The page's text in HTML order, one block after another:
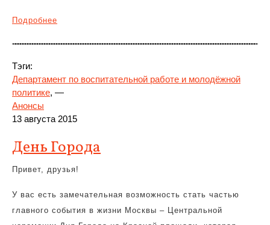
Подробнее
Тэги:
Департамент по воспитательной работе и молодёжной
политике, —
Анонсы
13 августа 2015
День Города
Привет, друзья!
У вас есть замечательная возможность стать частью
главного события в жизни Москвы – Центральной